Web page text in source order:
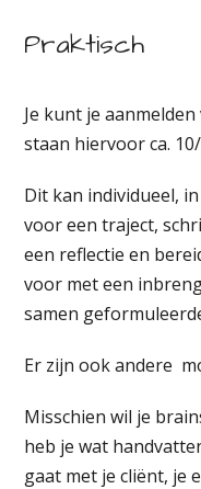
Praktisch
Je kunt je
staan hiervoor ca.
Dit kan individueel,
voor een traject,
een reflectie en
voor met een
samen
Er zijn ook andere
Misschien wil je
heb je wat
gaat met je cliënt, je